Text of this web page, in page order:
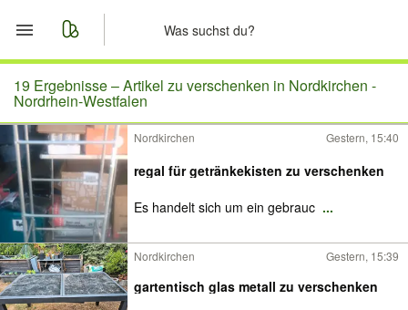
Start
Merkliste
Nachrichten
Anzeige aufgeben
19 Ergebnisse –Artikel zu verschenken in Nordkirchen -
Nordrhein-Westfalen
Nordkirchen Gestern, 15:40
regal für getränkekisten zu verschenken
Es handelt sich um ein gebrauc ...
Nordkirchen Gestern, 15:39
gartentisch glas metall zu verschenken